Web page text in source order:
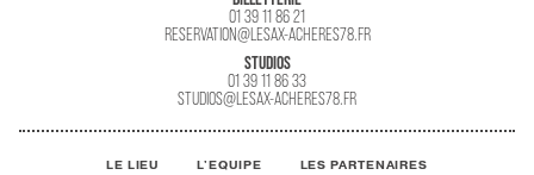
01 39 11 86 21
RESERVATION@LESAX-ACHERES78.FR
STUDIOS
01 39 11 86 33
STUDIOS@LESAX-ACHERES78.FR
LE LIEU L'EQUIPE
LES PARTENAIRES